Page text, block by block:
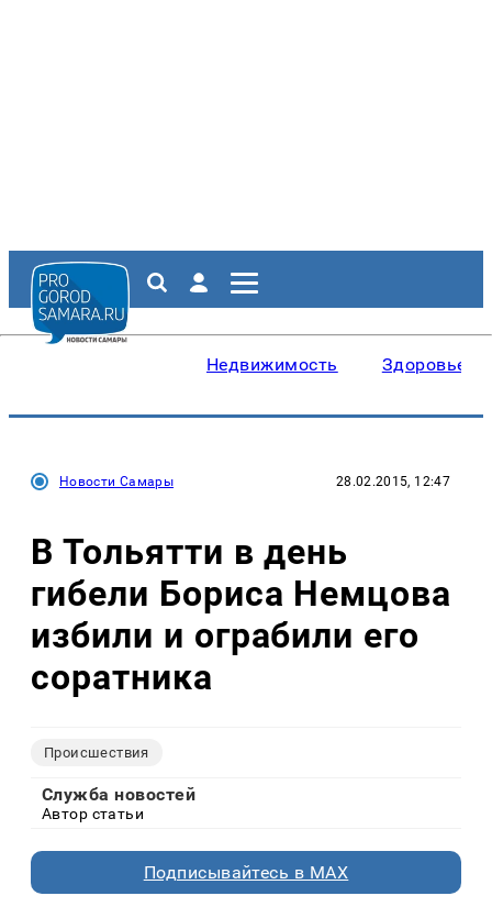
Недвижимость Здоровье
Новости Самары 28.02.2015, 12:47
В Тольятти в день
гибели Бориса Немцова
избили и ограбили его
соратника
Происшествия
Служба новостей
Автор статьи
Подписывайтесь в MAX